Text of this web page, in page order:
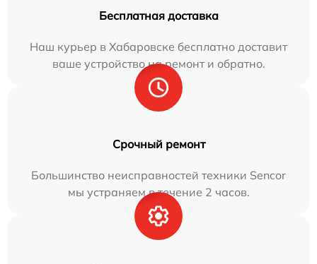
Бесплатная доставка
Наш курьер в Хабаровске бесплатно доставит
ваше устройство на ремонт и обратно.
Срочный ремонт
Большинство неисправностей техники Sencor
мы устраняем в течение 2 часов.